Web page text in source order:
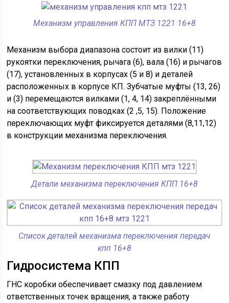
Механизм управления КПП МТЗ 1221 16+8
Механизм выбора диапазона состоит из вилки (11)
рукоятки переключения, рычага (6), вала (16) и рычагов
(17), установленных в корпусах (5 и 8) и деталей
расположенных в корпусе КП. Зубчатые муфты (13, 26)
и (3) перемещаются вилками (1, 4, 14) закреплёнными
на соответствующих поводках (2 ,5, 15). Положение
переключающих муфт фиксируется деталями (8,11,12)
в конструкции механизма переключения.
Детали механизма переключения КПП 16+8
Список деталей механизма переключения передач
кпп 16+8
Гидросистема КПП
ГНС коробки обеспечивает смазку под давлением
ответственных точек вращения, а также работу